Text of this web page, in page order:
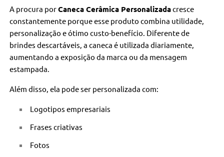
A procura porCaneca Cerâmica Personalizadacresce
constantemente porque esse produto combina utilidade,
personalização e ótimo custo-benefício. Diferente de
brindes descartáveis, a caneca é utilizada diariamente,
aumentando a exposição da marca ou da mensagem
estampada.
Além disso, ela pode ser personalizada com:
Logotipos empresariais
Frases criativas
Fotos